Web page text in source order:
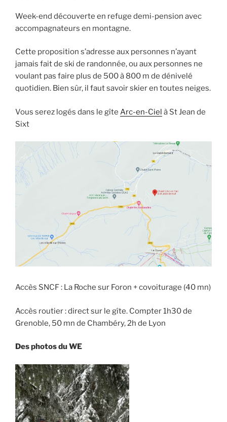
Week-end découverte en refuge demi-pension avec
accompagnateurs en montagne.
Cette proposition s’adresse aux personnes n’ayant
jamais fait de ski de randonnée, ou aux personnes ne
voulant pas faire plus de 500 à 800 m de dénivelé
quotidien. Bien sûr, il faut savoir skier en toutes neiges.
Vous serez logés dans le gîte Arc-en-Ciel à St Jean de
Sixt
Accès SNCF : La Roche sur Foron + covoiturage (40 mn)
Accès routier : direct sur le gîte. Compter 1h30 de
Grenoble, 50 mn de Chambéry, 2h de Lyon
Des photos du WE